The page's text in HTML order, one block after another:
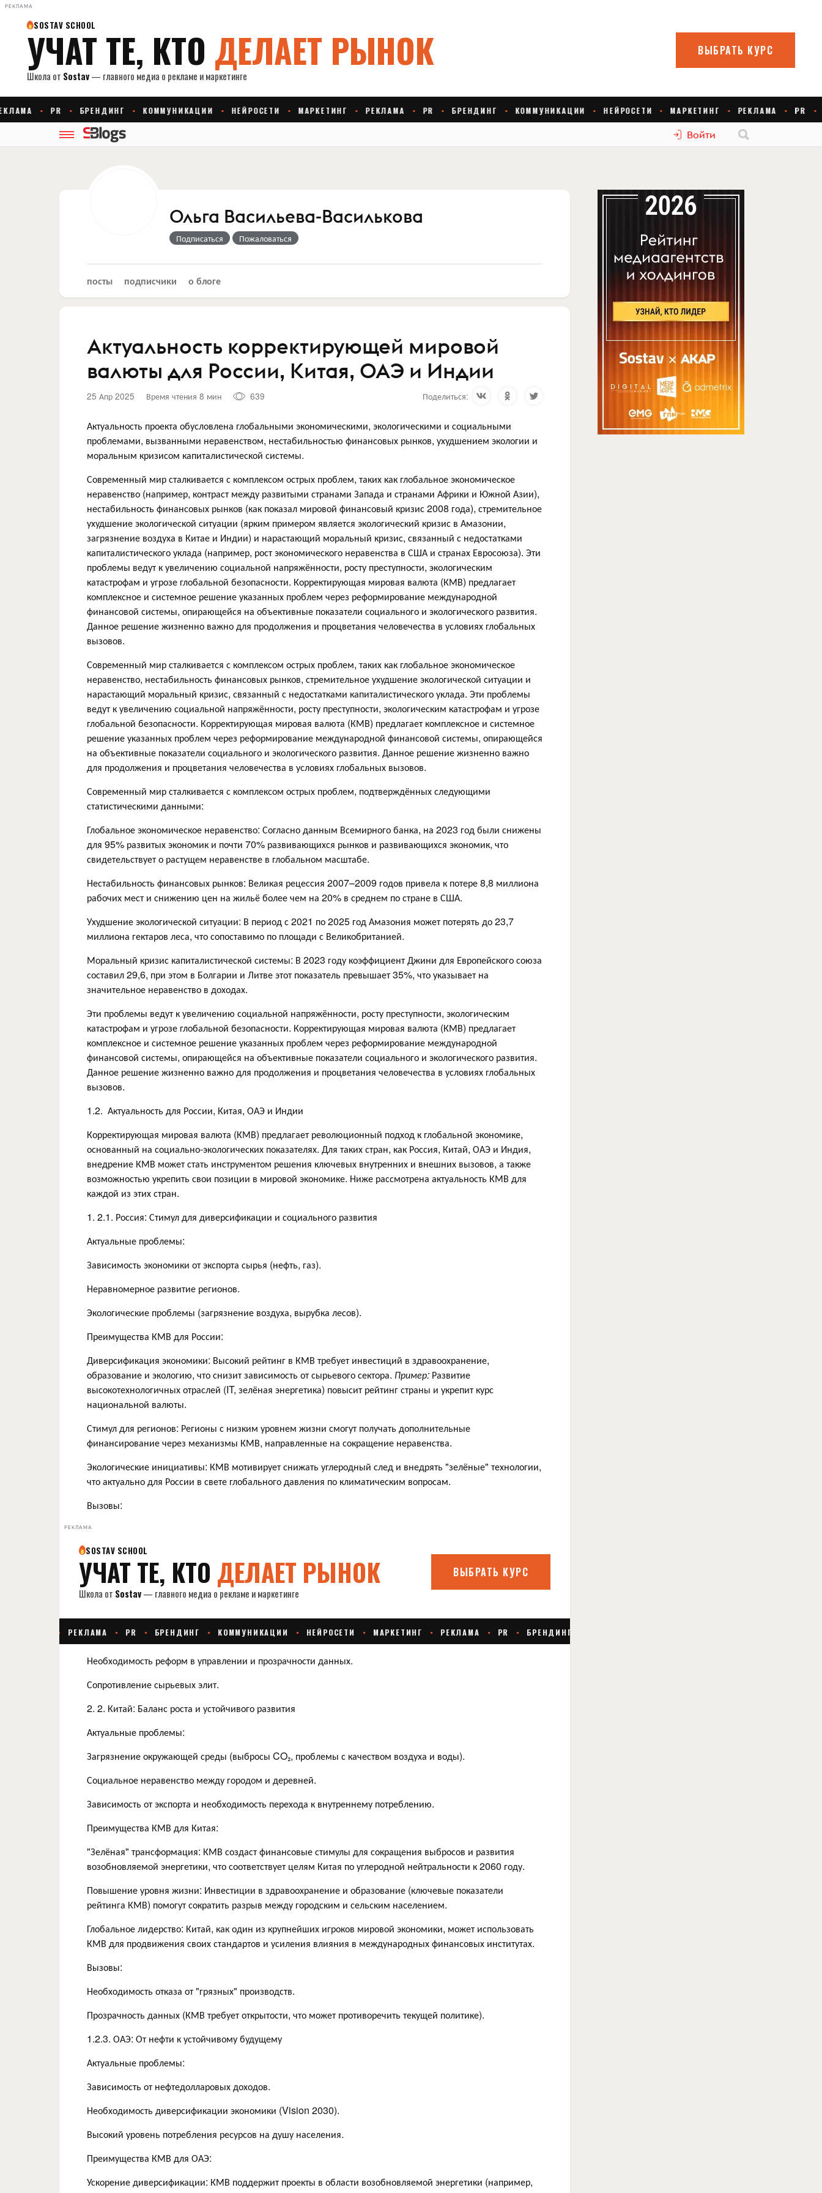
РЕКЛАМА
Войти
Ольга Васильева-Василькова
Подписаться Пожаловаться
посты подписчики о блоге
Актуальность корректирующей мировой
валюты для России, Китая, ОАЭ и Индии
25 Апр 2025 Время чтения 8 мин 639 Поделиться:
Актуальность проекта обусловлена глобальными экономическими, экологическими и социальными
проблемами, вызванными неравенством, нестабильностью финансовых рынков, ухудшением экологии и
моральным кризисом капиталистической системы.
Современный мир сталкивается с комплексом острых проблем, таких как глобальное экономическое
неравенство (например, контраст между развитыми странами Запада и странами Африки и Южной Азии),
нестабильность финансовых рынков (как показал мировой финансовый кризис 2008 года), стремительное
ухудшение экологической ситуации (ярким примером является экологический кризис в Амазонии,
загрязнение воздуха в Китае и Индии) и нарастающий моральный кризис, связанный с недостатками
капиталистического уклада (например, рост экономического неравенства в США и странах Евросоюза). Эти
проблемы ведут к увеличению социальной напряжённости, росту преступности, экологическим
катастрофам и угрозе глобальной безопасности. Корректирующая мировая валюта (КМВ) предлагает
комплексное и системное решение указанных проблем через реформирование международной
финансовой системы, опирающейся на объективные показатели социального и экологического развития.
Данное решение жизненно важно для продолжения и процветания человечества в условиях глобальных
вызовов.
Современный мир сталкивается с комплексом острых проблем, таких как глобальное экономическое
неравенство, нестабильность финансовых рынков, стремительное ухудшение экологической ситуации и
нарастающий моральный кризис, связанный с недостатками капиталистического уклада. Эти проблемы
ведут к увеличению социальной напряжённости, росту преступности, экологическим катастрофам и угрозе
глобальной безопасности. Корректирующая мировая валюта (КМВ) предлагает комплексное и системное
решение указанных проблем через реформирование международной финансовой системы, опирающейся
на объективные показатели социального и экологического развития. Данное решение жизненно важно
для продолжения и процветания человечества в условиях глобальных вызовов.
Современный мир сталкивается с комплексом острых проблем, подтверждённых следующими
статистическими данными:​
Глобальное экономическое неравенство: Согласно данным Всемирного банка, на 2023 год были снижены
для 95% развитых экономик и почти 70% развивающихся рынков и развивающихся экономик, что
свидетельствует о растущем неравенстве в глобальном масштабе. ​
Нестабильность финансовых рынков: Великая рецессия 2007–2009 годов привела к потере 8,8 миллиона
рабочих мест и снижению цен на жильё более чем на 20% в среднем по стране в США. ​
Ухудшение экологической ситуации: В период с 2021 по 2025 год Амазония может потерять до 23,7
миллиона гектаров леса, что сопоставимо по площади с Великобританией. ​
Моральный кризис капиталистической системы: В 2023 году коэффициент Джини для Европейского союза
составил 29,6, при этом в Болгарии и Литве этот показатель превышает 35%, что указывает на
значительное неравенство в доходах.
Эти проблемы ведут к увеличению социальной напряжённости, росту преступности, экологическим
катастрофам и угрозе глобальной безопасности. Корректирующая мировая валюта (КМВ) предлагает
комплексное и системное решение указанных проблем через реформирование международной
финансовой системы, опирающейся на объективные показатели социального и экологического развития.
Данное решение жизненно важно для продолжения и процветания человечества в условиях глобальных
вызовов.
1.2. Актуальность для России, Китая, ОАЭ и Индии
Корректирующая мировая валюта (КМВ) предлагает революционный подход к глобальной экономике,
основанный на социально-экологических показателях. Для таких стран, как Россия, Китай, ОАЭ и Индия,
внедрение КМВ может стать инструментом решения ключевых внутренних и внешних вызовов, а также
возможностью укрепить свои позиции в мировой экономике. Ниже рассмотрена актуальность КМВ для
каждой из этих стран.
1. 2.1. Россия: Стимул для диверсификации и социального развития
Актуальные проблемы:
Зависимость экономики от экспорта сырья (нефть, газ).
Неравномерное развитие регионов.
Экологические проблемы (загрязнение воздуха, вырубка лесов).
Преимущества КМВ для России:
Диверсификация экономики: Высокий рейтинг в КМВ требует инвестиций в здравоохранение,
образование и экологию, что снизит зависимость от сырьевого сектора. Пример: Развитие
высокотехнологичных отраслей (IT, зелёная энергетика) повысит рейтинг страны и укрепит курс
национальной валюты.
Стимул для регионов: Регионы с низким уровнем жизни смогут получать дополнительные
финансирование через механизмы КМВ, направленные на сокращение неравенства.
Экологические инициативы: КМВ мотивирует снижать углеродный след и внедрять "зелёные" технологии,
что актуально для России в свете глобального давления по климатическим вопросам.
Вызовы:
РЕКЛАМА
Необходимость реформ в управлении и прозрачности данных.
Сопротивление сырьевых элит.
2. 2. Китай: Баланс роста и устойчивого развития
Актуальные проблемы:
Загрязнение окружающей среды (выбросы CO₂, проблемы с качеством воздуха и воды).
Социальное неравенство между городом и деревней.
Зависимость от экспорта и необходимость перехода к внутреннему потреблению.
Преимущества КМВ для Китая:
"Зелёная" трансформация: КМВ создаст финансовые стимулы для сокращения выбросов и развития
возобновляемой энергетики, что соответствует целям Китая по углеродной нейтральности к 2060 году.
Повышение уровня жизни: Инвестиции в здравоохранение и образование (ключевые показатели
рейтинга КМВ) помогут сократить разрыв между городским и сельским населением.
Глобальное лидерство: Китай, как один из крупнейших игроков мировой экономики, может использовать
КМВ для продвижения своих стандартов и усиления влияния в международных финансовых институтах.
Вызовы:
Необходимость отказа от "грязных" производств.
Прозрачность данных (КМВ требует открытости, что может противоречить текущей политике).
1.2.3. ОАЭ: От нефти к устойчивому будущему
Актуальные проблемы:
Зависимость от нефтедолларовых доходов.
Необходимость диверсификации экономики (Vision 2030).
Высокий уровень потребления ресурсов на душу населения.
Преимущества КМВ для ОАЭ:
Ускорение диверсификации: КМВ поддержит проекты в области возобновляемой энергетики (например,